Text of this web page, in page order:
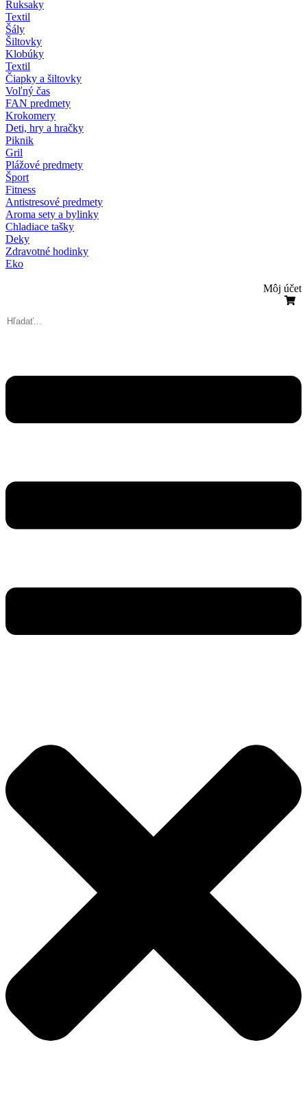
Ruksaky
Textil
Šály
Šiltovky
Klobúky
Textil
Čiapky a šiltovky
Voľný čas
FAN predmety
Krokomery
Deti, hry a hračky
Piknik
Gril
Plážové predmety
Šport
Fitness
Antistresové predmety
Aroma sety a bylinky
Chladiace tašky
Deky
Zdravotné hodinky
Eko
Môj účet